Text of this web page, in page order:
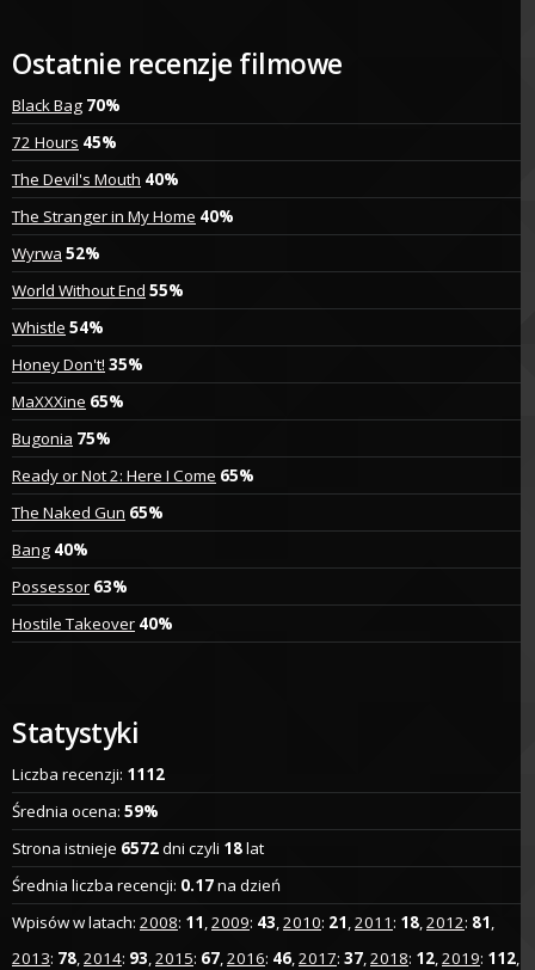
Ostatnie recenzje filmowe
Black Bag 70%
72 Hours 45%
The Devil's Mouth 40%
The Stranger in My Home 40%
Wyrwa 52%
World Without End 55%
Whistle 54%
Honey Don't! 35%
MaXXXine 65%
Bugonia 75%
Ready or Not 2: Here I Come 65%
The Naked Gun 65%
Bang 40%
Possessor 63%
Hostile Takeover 40%
Statystyki
Liczba recenzji: 1112
Średnia ocena: 59%
Strona istnieje 6572dni czyli 18lat
Średnia liczba recencji: 0.17na dzień
Wpisów w latach: 2008: 11,2009: 43,2010: 21,2011 : 18,2012: 81,
2013: 78,2014: 93,2015: 67,2016: 46,2017: 37,2018: 12,2019: 112,